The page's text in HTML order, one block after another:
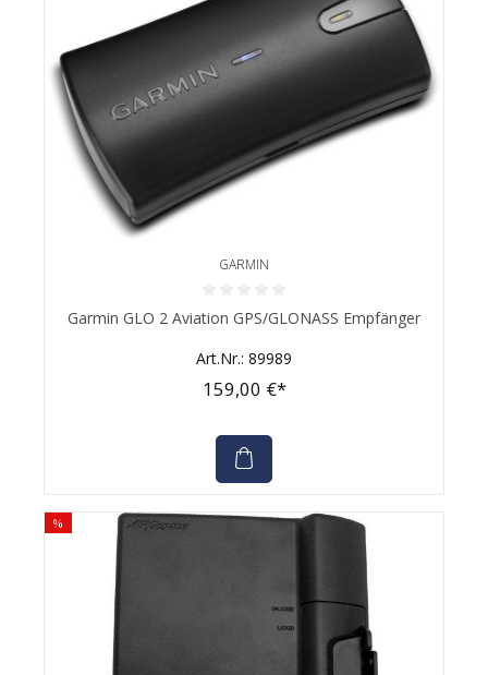
GARMIN
Durchschnittliche Bewertung von 0 von 5 Sternen
Garmin GLO 2 Aviation GPS/GLONASS Empfänger
Art.Nr.: 89989
159,00 €*
%